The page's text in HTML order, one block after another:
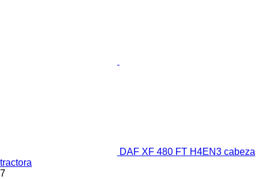
DAF XF 480 FT H4EN3 cabeza
tractora
7